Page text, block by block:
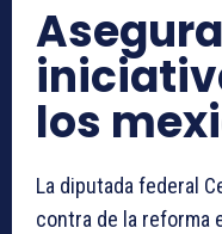
los
La diputada federal
contra de la reforma